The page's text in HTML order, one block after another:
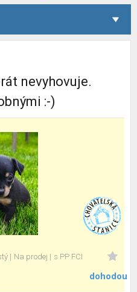
nevyhovuje.
:-)
Na prodej s PP FCI
dohodou